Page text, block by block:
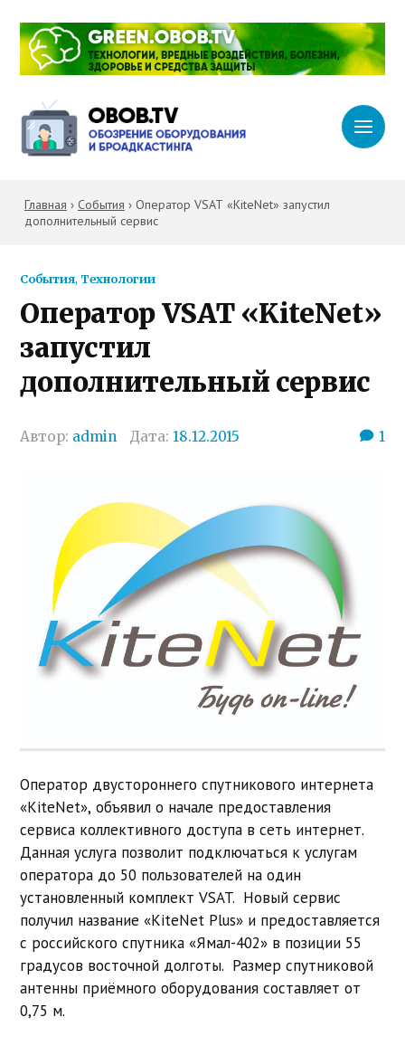
Главная › События › Оператор VSAT «KiteNet» запустил
дополнительный сервис
События, Технологии
Оператор VSAT «KiteNet»
запустил
дополнительный сервис
Автор: admin Дата:18.12.2015 1
Оператор двустороннего спутникового интернета
«KiteNet», объявил о начале предоставления
сервиса коллективного доступа в сеть интернет.
Данная услуга позволит подключаться к услугам
оператора до 50 пользователей на один
установленный комплект VSAT. Новый сервис
получил название «KiteNet Plus» и предоставляется
с российского спутника «Ямал-402» в позиции 55
градусов восточной долготы. Размер спутниковой
антенны приёмного оборудования составляет от
0,75 м.